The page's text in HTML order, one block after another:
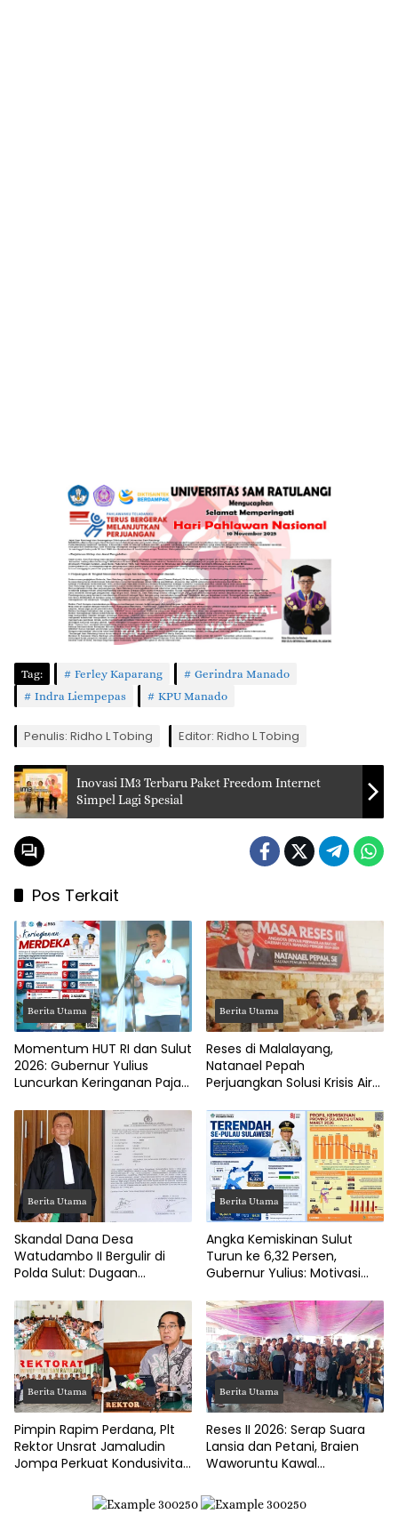
Tag: Ferley Kaparang
Gerindra Manado
Indra Liempepas
KPU Manado
Penulis: Ridho L Tobing Editor: Ridho L Tobing
Inovasi IM3 Terbaru Paket Freedom Internet
Simpel Lagi Spesial
Pos Terkait
Berita Utama
Momentum HUT RI dan Sulut
2026: Gubernur Yulius
Luncurkan Keringanan Pajak
Berita Utama
Reses di Malalayang,
Natanael Pepah
Perjuangkan Solusi Krisis Air
DPRD Manado
Berita Utama
Skandal Dana Desa
Watudambo II Bergulir di
Polda Sulut: Dugaan
Hingga Jalan Tani Rp214
Juta
Berita Utama
Angka Kemiskinan Sulut
Turun ke 6,32 Persen,
Gubernur Yulius: Motivasi
Berita Utama
Pimpin Rapim Perdana, Plt
Rektor Unsrat Jamaludin
Jompa Perkuat Kondusivitas
Berita Utama
Reses II 2026: Serap Suara
Lansia dan Petani, Braien
Waworuntu Kawal